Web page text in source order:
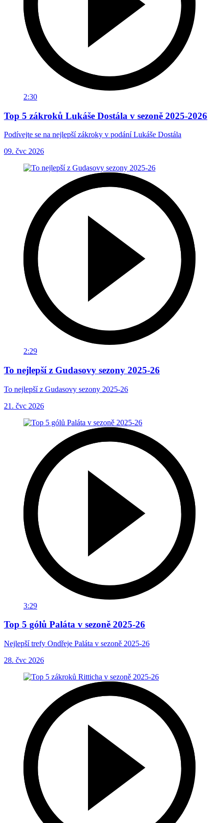
2:30
Top 5 zákroků Lukáše Dostála v sezoně 2025-2026
Podívejte se na nejlepší zákroky v podání Lukáše Dostála
09. čvc 2026
2:29
To nejlepší z Gudasovy sezony 2025-26
To nejlepší z Gudasovy sezony 2025-26
21. čvc 2026
3:29
Top 5 gólů Paláta v sezoně 2025-26
Nejlepší trefy Ondřeje Paláta v sezoně 2025-26
28. čvc 2026